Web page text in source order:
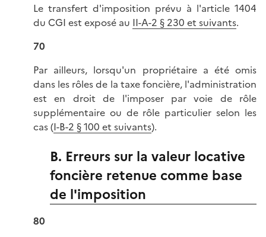
Le transfert d'imposition prévu à l'article 1404
du CGI est exposé au II-A-2 § 230 et suivants.
70
Par ailleurs, lorsqu'un propriétaire a été omis
dans les rôles de la taxe foncière, l'administration
est en droit de l'imposer par voie de rôle
supplémentaire ou de rôle particulier selon les
cas (I-B-2 § 100 et suivants).
B. Erreurs sur la valeur locative
foncière retenue comme base
de l'imposition
80